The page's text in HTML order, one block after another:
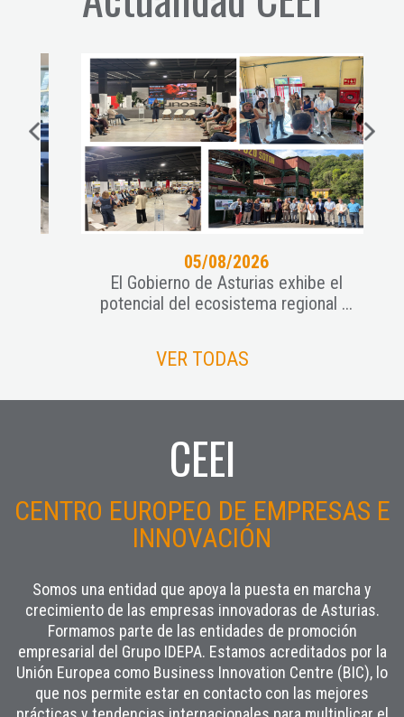
05/08/2026
El Gobierno de Asturias exhibe el
potencial del ecosistema regional ...
VER TODAS
CEEI
CENTRO EUROPEO DE EMPRESAS E
INNOVACIÓN
Somos una entidad que apoya la puesta en marcha y
crecimiento de las empresas innovadoras de Asturias.
Formamos parte de las entidades de promoción
empresarial del Grupo IDEPA. Estamos acreditados por la
Unión Europea como Business Innovation Centre (BIC), lo
que nos permite estar en contacto con las mejores